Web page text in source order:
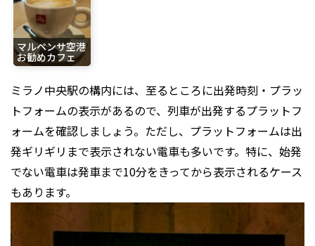
マルペンサ空港
お勧めカフェ
ミラノ中央駅の構内には、至るところに出発時刻・プラッ
トフォームの表示があるので、列車が出発するプラットフ
ォームを確認しましょう。ただし、プラットフォームは出
発ギリギリまで表示されない電車も多いです。特に、始発
でない電車は発車まで10分をきってから表示されるケース
もあります。